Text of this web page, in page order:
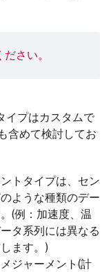
さい。
イプはカスタムで
含めて検討してお
トタイプは、セン
ような種類のデー
(例：加速度、温
タ系列には異なる
ます。)
ジャーメント(計